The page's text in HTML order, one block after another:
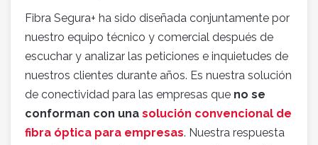
Fibra Segura+ ha sido diseñada conjuntamente por
nuestro equipo técnico y comercial después de
escuchar y analizar las peticiones e inquietudes de
nuestros clientes durante años. Es nuestra solución
de conectividad para las empresas que no se
conforman con una solución convencional de
fibra óptica para empresas. Nuestra respuesta